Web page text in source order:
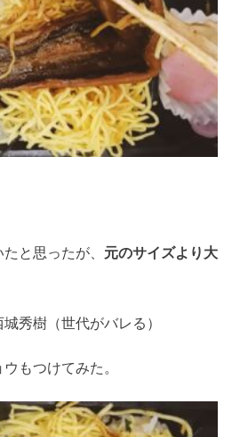
と思ったが、 元のサイズより大
秀樹（世代がバレる）
もつけてみた。